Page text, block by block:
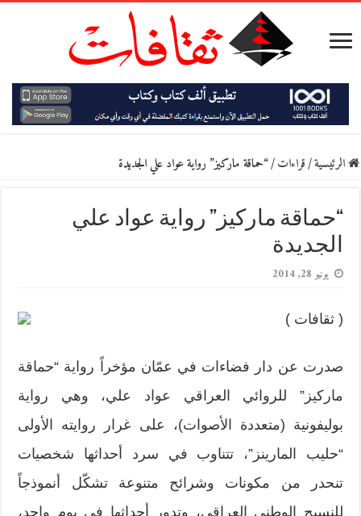
الرئيسية/قراءات/“حماقة ماركيز” رواية عواد علي الجديدة
“حماقة ماركيز” رواية عواد علي
الجديدة
يونيو 28, 2014
( ثقافات )
صدرت عن دار فضاءات في عمّان مؤخراً رواية “حماقة
ماركيز” للروائي العراقي عواد علي، وهي رواية
بوليفونية (متعددة الأصوات)، على غرار روايته الأولى
“حليب المارينز”، تتناوب في سرد أحداثها شخصيات
تنحدر من مكونات وشرائح متنوعة تشكّل أنموذجاً
للنسيج الوطني العراقي، وتدور أحداثها في يوم واحد،